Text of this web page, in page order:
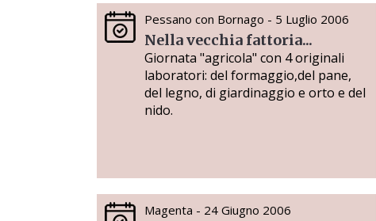
Pessano con Bornago - 5 Luglio 2006
Nella vecchia fattoria...
Giornata "agricola" con 4 originali
laboratori: del formaggio,del pane,
del legno, di giardinaggio e orto e del
nido.
Magenta - 24 Giugno 2006